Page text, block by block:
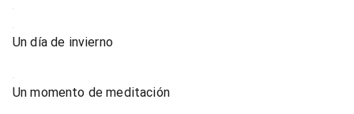
Un día de invierno
Un momento de meditación